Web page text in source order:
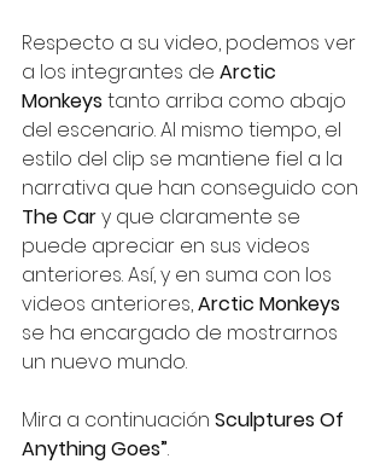
Respecto a su video, podemos ver
a los integrantes de Arctic
Monkeys tanto arriba como abajo
del escenario. Al mismo tiempo, el
estilo del clip se mantiene fiel a la
narrativa que han conseguido con
The Car y que claramente se
puede apreciar en sus videos
anteriores. Así, y en suma con los
videos anteriores, Arctic Monkeys
se ha encargado de mostrarnos
un nuevo mundo.
Mira a continuación Sculptures Of
Anything Goes”.